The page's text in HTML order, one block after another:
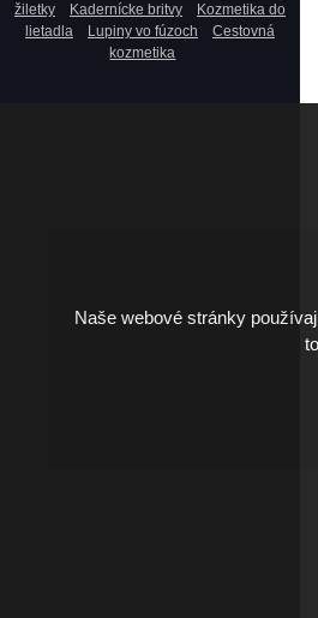
žiletky
Kadernícke britvy
Kozmetika do
lietadla
Lupiny vo fúzoch
Cestovná
kozmetika
Naše webové stránky